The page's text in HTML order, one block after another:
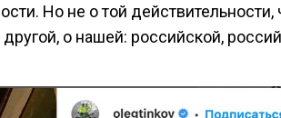
Но не о той действительности,
о нашей: российской,